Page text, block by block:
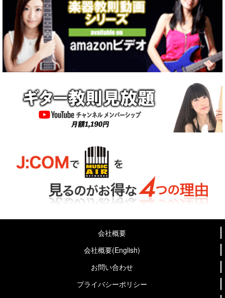
会社概要
会社概要(English)
お問い合わせ
プライバシーポリシー